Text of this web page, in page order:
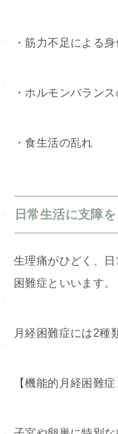
・筋力不足による身
・ホルモンバラン
・食生活の乱れ
日常生活に支障
生理痛がひどく、
困難症といいます。
月経困難症には2種
【機能的月経困難症